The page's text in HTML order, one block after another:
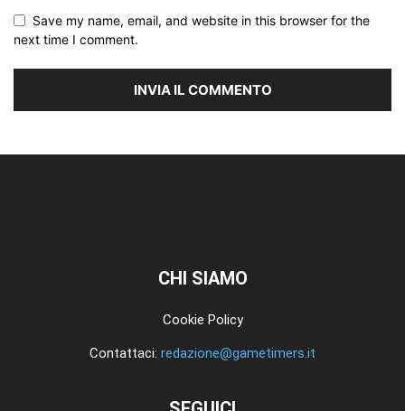
Save my name, email, and website in this browser for the
next time I comment.
CHI SIAMO
Cookie Policy
Contattaci: redazione@gametimers.it